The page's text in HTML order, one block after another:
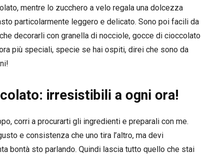
mentre lo zucchero a velo regala una dolcezza
particolarmente leggero e delicato. Sono poi facili da
decorarli con granella di nocciole, gocce di cioccolato
più speciali, specie se hai ospiti, direi che sono da
irresistibili a ogni ora!
corri a procurarti gli ingredienti e preparali con me.
e consistenza che uno tira l’altro, ma devi
bontà sto parlando. Quindi lascia tutto quello che stai